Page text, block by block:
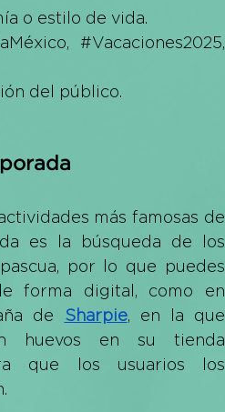
o estilo de vida.
, #Vacaciones2025
del público.
más famosas de
es la búsqueda de los
por lo que puedes
forma digital, como en
de
Sharpie, en la que
huevos en su tienda
que los usuarios los